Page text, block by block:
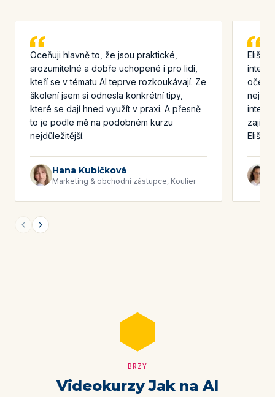
Oceňuji hlavně to, že jsou praktické,
srozumitelné a dobře uchopené i pro lidi,
kteří se v tématu AI teprve rozkoukávají. Ze
školení jsem si odnesla konkrétní tipy,
které se dají hned využít v praxi. A přesně
to je podle mě na podobném kurzu
nejdůležitější.
Hana Kubičková
Marketing & obchodní zástupce, Koulier
Previous slide
Next slide
BRZY
Videokurzy Jak na AI